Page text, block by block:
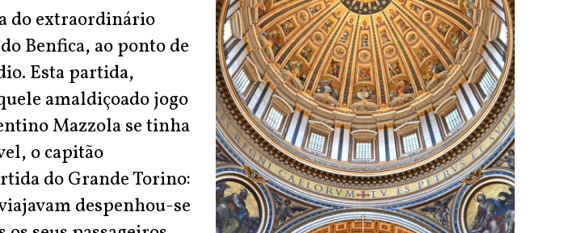
do extraordinário
Benfica, ao ponto de
Esta partida,
amaldiçoado jogo
Mazzola se tinha
o capitão
do Grande Torino:
despenhou-se